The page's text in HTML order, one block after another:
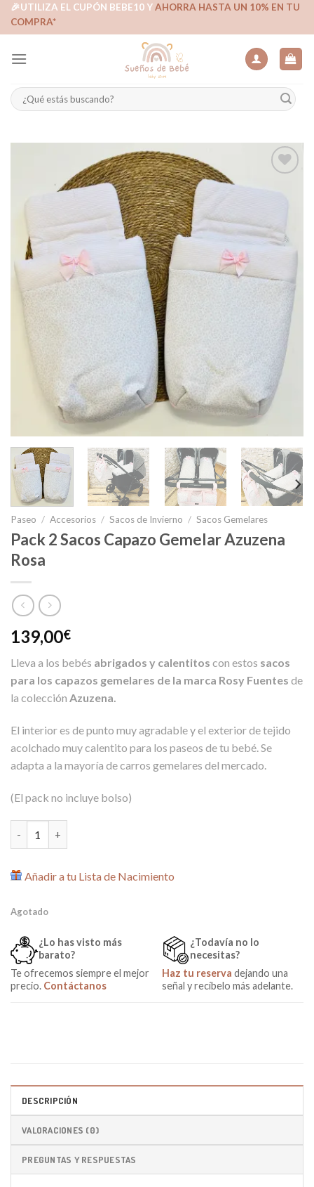
Skip🎉UTILIZA EL CUPÓN BEBE10 YAHORRA HASTA UN 10% EN TU
COMPRA*
Buscar
por:
lista de
deseos
Paseo / Accesorios / Sacos de Invierno / Sacos Gemelares
Pack 2 Sacos Capazo Gemelar Azuzena
Rosa
139,00€
Lleva a los bebés abrigados y calentitos con estos sacos
para los capazos gemelares de la marca Rosy Fuentes de
la colección Azuzena.
El interior es de punto muy agradable y el exterior de tejido
acolchado muy calentito para los paseos de tu bebé. Se
adapta a la mayoría de carros gemelares del mercado.
(El pack no incluye bolso)
Añadir a tu Lista de Nacimiento
Agotado
¿Lo has visto más
barato?
Te ofrecemos siempre el mejor
precio. Contáctanos
¿Todavía no lo
necesitas?
Haz tu reserva dejando una
señal y recíbelo más adelante.
DESCRIPCIÓN
VALORACIONES (0)
PREGUNTAS Y RESPUESTAS